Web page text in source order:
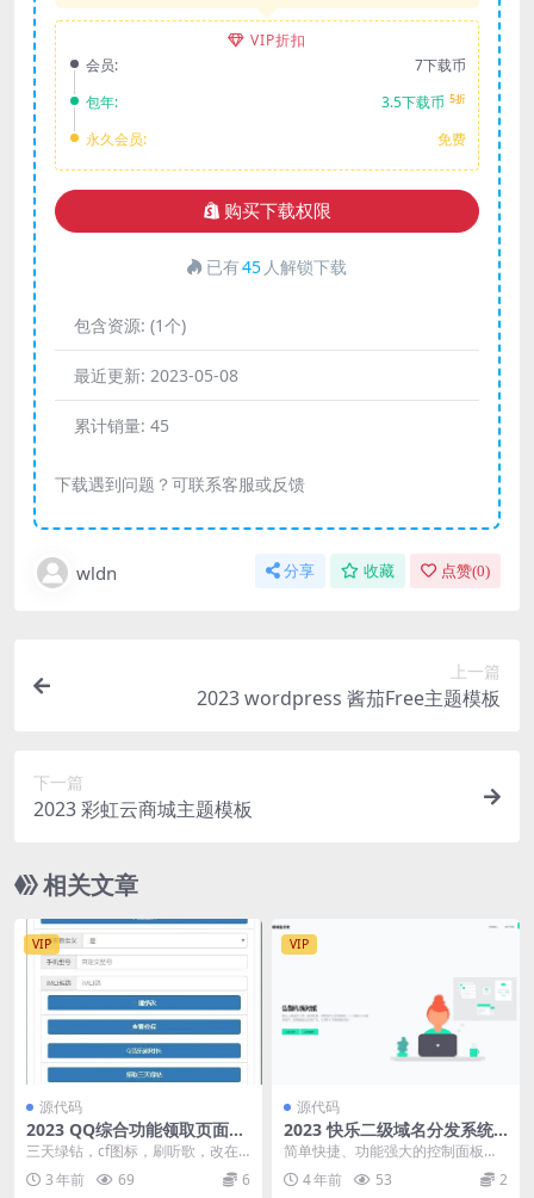
VIP折扣
会员:
7下载币
包年:
3.5下载币 5折
永久会员: 免费
购买下载权限
已有45 人解锁下载
包含资源: (1个)
最近更新: 2023-05-08
累计销量: 45
下载遇到问题？可联系客服或反馈
wldn 分享 收藏 点赞(0)
上一篇
2023 wordpress 酱茄Free主题模板
下一篇
2023 彩虹云商城主题模板
相关文章
VIP
源代码
2023 QQ综合功能领取页面源
码
三天绿钻，cf图标，刷听歌，改在
线，领SVIP聚合 塔建教程php5.6
上传主...
3 年前 69 6
VIP
源代码
2023 快乐二级域名分发系统
源码v1.2 重置版
简单快捷、功能强大的控制面板。
主打稳定长久稳定客户，控制面板
无任何广告，让我们伴...
4 年前 53 2